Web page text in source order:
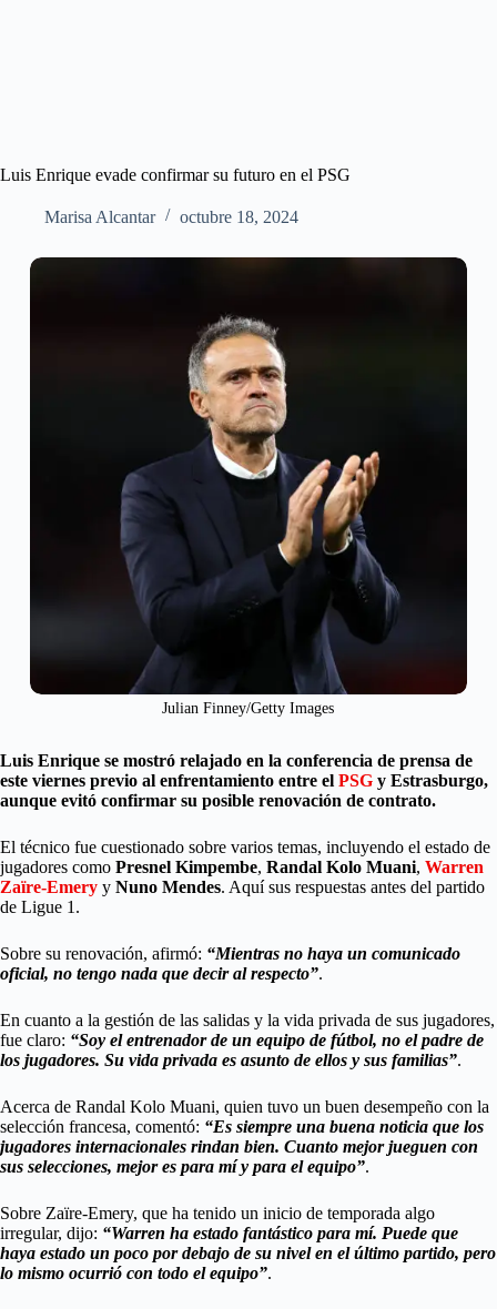
Luis Enrique evade confirmar su futuro en el PSG
Marisa Alcantar octubre 18, 2024
Julian Finney/Getty Images
Luis Enrique se mostró relajado en la conferencia de prensa de
este viernes previo al enfrentamiento entre el PSG y Estrasburgo,
aunque evitó confirmar su posible renovación de contrato.
El técnico fue cuestionado sobre varios temas, incluyendo el estado de
jugadores como Presnel Kimpembe, Randal Kolo Muani, Warren
Zaïre-Emery y Nuno Mendes. Aquí sus respuestas antes del partido
de Ligue 1.
Sobre su renovación, afirmó: “Mientras no haya un comunicado
oficial, no tengo nada que decir al respecto”.
En cuanto a la gestión de las salidas y la vida privada de sus jugadores,
fue claro: “Soy el entrenador de un equipo de fútbol, no el padre de
los jugadores. Su vida privada es asunto de ellos y sus familias”.
Acerca de Randal Kolo Muani, quien tuvo un buen desempeño con la
selección francesa, comentó: “Es siempre una buena noticia que los
jugadores internacionales rindan bien. Cuanto mejor jueguen con
sus selecciones, mejor es para mí y para el equipo”.
Sobre Zaïre-Emery, que ha tenido un inicio de temporada algo
irregular, dijo: “Warren ha estado fantástico para mí. Puede que
haya estado un poco por debajo de su nivel en el último partido, pero
lo mismo ocurrió con todo el equipo”.